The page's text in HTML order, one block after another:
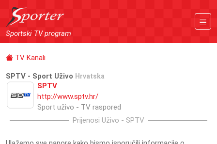
Sportski TV program
TV Kanali
SPTV - Sport Uživo Hrvatska
SPTV
http://www.sptv.hr/
Sport uživo - TV raspored
Prijenosi Uživo - SPTV